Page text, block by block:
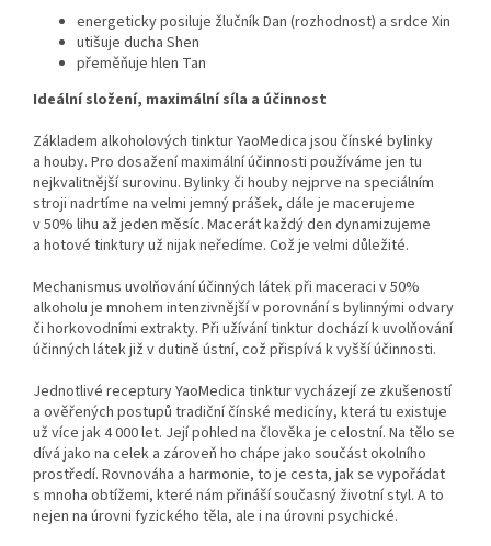
energeticky posiluje žlučník Dan (rozhodnost) a srdce Xin
utišuje ducha Shen
přeměňuje hlen Tan
Ideální složení, maximální síla a účinnost
Základem alkoholových tinktur YaoMedica jsou čínské bylinky
a houby. Pro dosažení maximální účinnosti používáme jen tu
nejkvalitnější surovinu. Bylinky či houby nejprve na speciálním
stroji nadrtíme na velmi jemný prášek, dále je macerujeme
v 50% lihu až jeden měsíc. Macerát každý den dynamizujeme
a hotové tinktury už nijak neředíme. Což je velmi důležité.
Mechanismus uvolňování účinných látek při maceraci v 50%
alkoholu je mnohem intenzivnější v porovnání s bylinnými odvary
či horkovodními extrakty. Při užívání tinktur dochází k uvolňování
účinných látek již v dutině ústní, což přispívá k vyšší účinnosti.
Jednotlivé receptury YaoMedica tinktur vycházejí ze zkušeností
a ověřených postupů tradiční čínské medicíny, která tu existuje
už více jak 4 000 let. Její pohled na člověka je celostní. Na tělo se
dívá jako na celek a zároveň ho chápe jako součást okolního
prostředí. Rovnováha a harmonie, to je cesta, jak se vypořádat
s mnoha obtížemi, které nám přináší současný životní styl. A to
nejen na úrovni fyzického těla, ale i na úrovni psychické.